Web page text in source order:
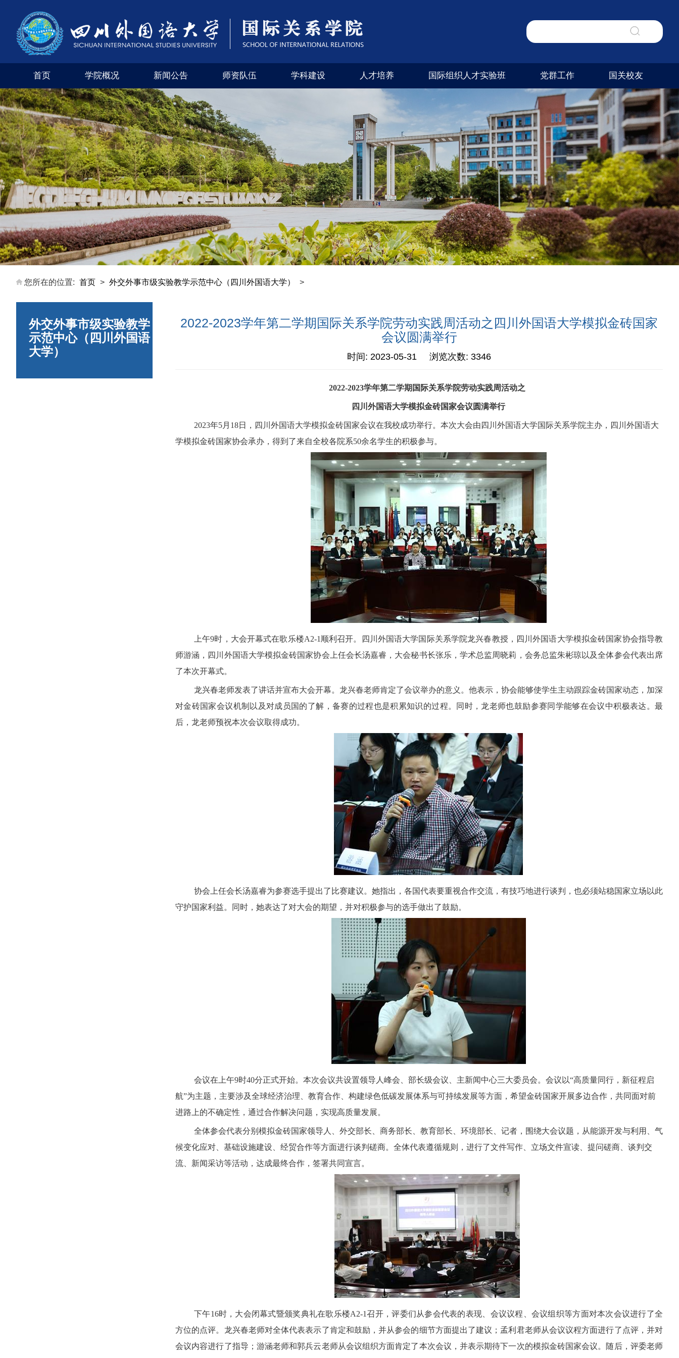
首页 学院概况 新闻公告 师资队伍 学科建设 人才培养 国际组织人才实验班 党群工作 国关校友
学院风采 外交外事市级实验教学示范中心（四川外国语大学）
您所在的位置: 首页 > 外交外事市级实验教学示范中心（四川外国语大学） >
外交外事市级实验教学
示范中心（四川外国语
大学）
2022-2023学年第二学期国际关系学院劳动实践周活动之四川外国语大学模拟金砖国家
会议圆满举行
时间: 2023-05-31 浏览次数: 3346
2022-2023学年第二学期国际关系学院劳动实践周活动之
四川外国语大学模拟金砖国家会议圆满举行
2023年5月18日，四川外国语大学模拟金砖国家会议在我校成功举行。本次大会由四川外国语大学国际关系学院主办，四川外国语大
学模拟金砖国家协会承办，得到了来自全校各院系50余名学生的积极参与。
上午9时，大会开幕式在歌乐楼A2-1顺利召开。四川外国语大学国际关系学院龙兴春教授，四川外国语大学模拟金砖国家协会指导教
师游涵，四川外国语大学模拟金砖国家协会上任会长汤嘉睿，大会秘书长张乐，学术总监周晓莉，会务总监朱彬琼以及全体参会代表出席
了本次开幕式。
龙兴春老师发表了讲话并宣布大会开幕。龙兴春老师肯定了会议举办的意义。他表示，协会能够使学生主动跟踪金砖国家动态，加深
对金砖国家会议机制以及对成员国的了解，备赛的过程也是积累知识的过程。同时，龙老师也鼓励参赛同学能够在会议中积极表达。最
后，龙老师预祝本次会议取得成功。
协会上任会长汤嘉睿为参赛选手提出了比赛建议。她指出，各国代表要重视合作交流，有技巧地进行谈判，也必须站稳国家立场以此
守护国家利益。同时，她表达了对大会的期望，并对积极参与的选手做出了鼓励。
会议在上午9时40分正式开始。本次会议共设置领导人峰会、部长级会议、主新闻中心三大委员会。会议以“高质量同行，新征程启
航”为主题，主要涉及全球经济治理、教育合作、构建绿色低碳发展体系与可持续发展等方面，希望金砖国家开展多边合作，共同面对前
进路上的不确定性，通过合作解决问题，实现高质量发展。
全体参会代表分别模拟金砖国家领导人、外交部长、商务部长、教育部长、环境部长、记者，围绕大会议题，从能源开发与利用、气
候变化应对、基础设施建设、经贸合作等方面进行谈判磋商。全体代表遵循规则，进行了文件写作、立场文件宣读、提问磋商、谈判交
流、新闻采访等活动，达成最终合作，签署共同宣言。
下午16时，大会闭幕式暨颁奖典礼在歌乐楼A2-1召开，评委们从参会代表的表现、会议议程、会议组织等方面对本次会议进行了全
方位的点评。龙兴春老师对全体代表表示了肯定和鼓励，并从参会的细节方面提出了建议；孟利君老师从会议议程方面进行了点评，并对
会议内容进行了指导；游涵老师和郭兵云老师从会议组织方面肯定了本次会议，并表示期待下一次的模拟金砖国家会议。随后，评委老师